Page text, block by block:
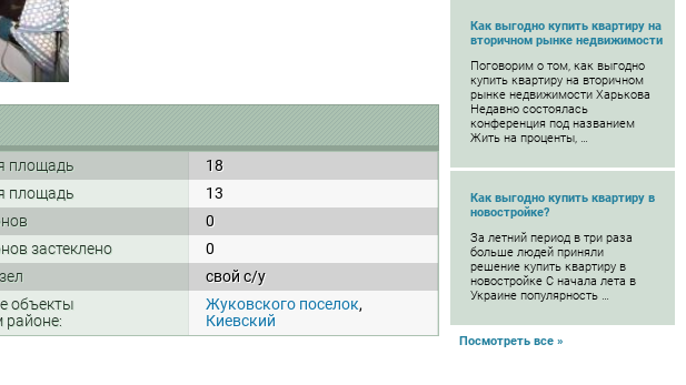
Как выгодно купить квартиру на
вторичном рынке недвижимости
Поговорим о том, как выгодно
купить квартиру на вторичном
рынке недвижимости Харькова
Недавно состоялась
конференция под названием
Жить на проценты, …
Как выгодно купить квартиру в
новостройке?
За летний период в три раза
больше людей приняли
решение купить квартиру в
новостройке С начала лета в
Украине популярность …
Посмотреть все »
площадь
18
площадь
13
0
застеклено
0
свой с/у
объекты
районе:
Жуковского поселок,
Киевский